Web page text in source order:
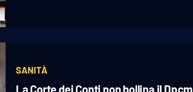
SANITÀ
La Corte dei Conti non bollina il Dpcm